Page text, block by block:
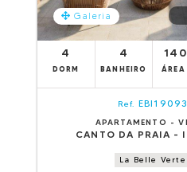
Galeria
4
DORM
4
BANHEIRO ÁREA
Ref. EBI19093
APARTAMENTO -
CANTO DA PRAIA -
La Belle Verte